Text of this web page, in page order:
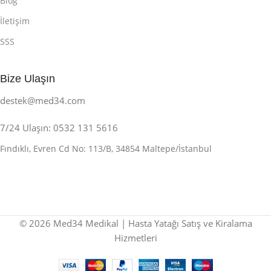
İletişim
SSS
Bize Ulaşın
destek@med34.com
7/24 Ulaşın: 0532 131 5616
Fındıklı, Evren Cd No: 113/B, 34854 Maltepe/İstanbul
© 2026 Med34 Medikal | Hasta Yatağı Satış ve Kiralama
Hizmetleri